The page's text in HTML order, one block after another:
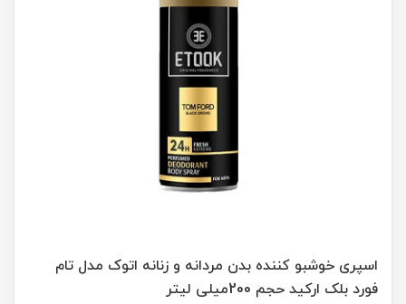
اسپری خوشبو کننده بدن مردانه و زنانه اتوک مدل تام
فورد بلک ارکید حجم 200میلی لیتر